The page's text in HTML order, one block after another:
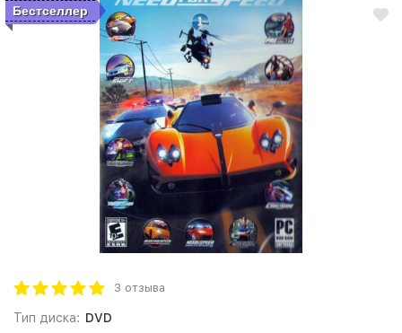
Бестселлер
3 отзыва
Тип диска: DVD